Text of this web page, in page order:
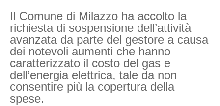
Il Comune di Milazzo ha accolto la
richiesta di sospensione dell’attività
avanzata da parte del gestore a causa
dei notevoli aumenti che hanno
caratterizzato il costo del gas e
dell’energia elettrica, tale da non
consentire più la copertura della
spese.